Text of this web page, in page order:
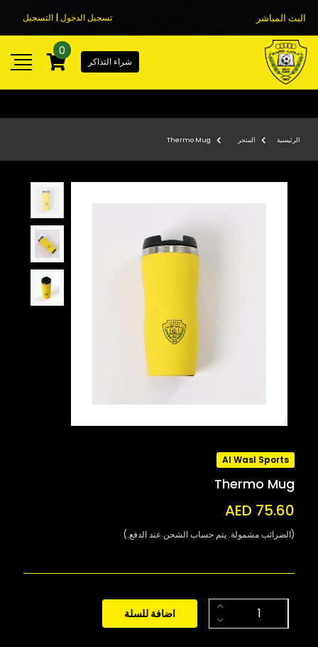
البث المباشر تسجيل الدخول | التسجيل
شراء التذاكر
0
الرئيسية المتجر Thermo Mug
Al Wasl Sports
Thermo Mug
AED 75.60
(الضرائب مشمولة. يتم حساب الشحن عند الدفع.)
اضافة للسلة